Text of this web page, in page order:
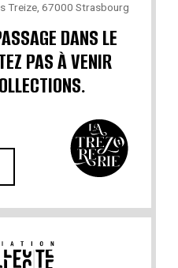
Treize, 67000 Strasbourg
DANS LE
PAS À VENIR